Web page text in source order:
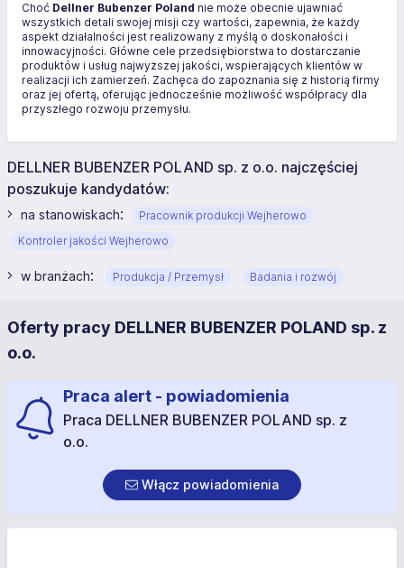
Choć Dellner Bubenzer Poland nie może obecnie ujawniać
wszystkich detali swojej misji czy wartości, zapewnia, że każdy
aspekt działalności jest realizowany z myślą o doskonałości i
innowacyjności. Główne cele przedsiębiorstwa to dostarczanie
produktów i usług najwyższej jakości, wspierających klientów w
realizacji ich zamierzeń. Zachęca do zapoznania się z historią firmy
oraz jej ofertą, oferując jednocześnie możliwość współpracy dla
przyszłego rozwoju przemysłu.
DELLNER BUBENZER POLAND sp. z o.o. najczęściej
poszukuje kandydatów:
na stanowiskach:
Pracownik produkcji Wejherowo
Kontroler jakości Wejherowo
w branżach: Produkcja / Przemysł Badania i rozwój
Oferty pracy DELLNER BUBENZER POLAND sp. z
o.o.
Praca alert - powiadomienia
Praca DELLNER BUBENZER POLAND sp. z
o.o.
Włącz powiadomienia